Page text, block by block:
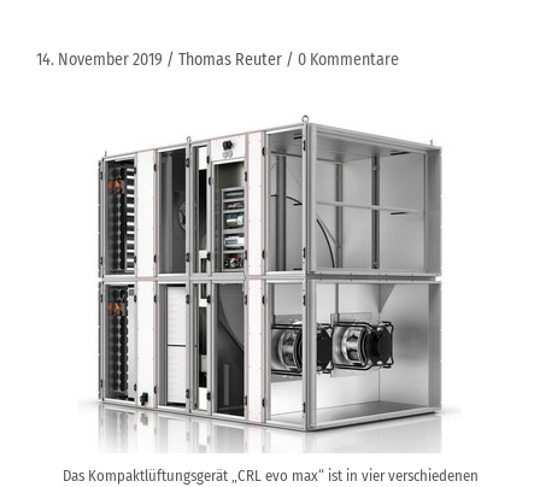
14. November 2019 Thomas Reuter 0 Kommentare
Das Kompaktlüftungsgerät „CRL evo max“ ist in vier verschiedenen